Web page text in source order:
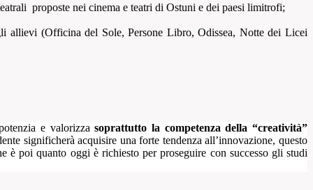
proposte nei cinema e teatri di Ostuni e dei paesi limitrofi;
allievi (Officina del Sole, Persone Libro, Odissea, Notte dei Licei
e valorizzasoprattutto la competenza della “creatività”
significherà acquisire una forte tendenza all’innovazione, questo
è poi quanto oggi è richiesto per proseguire con successo gli studi